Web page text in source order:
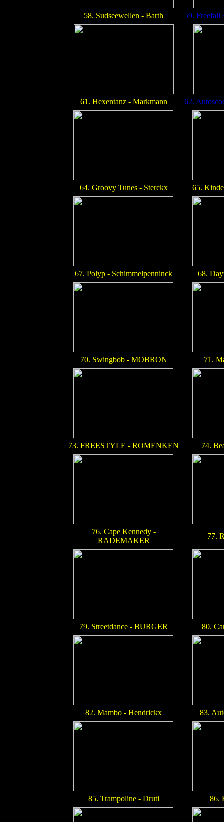
58. Sudseewellen - Barth 59. Freefall
61. Hexentanz - Markmann 62.
64. Groovy Tunes - Sterckx 65.
67. Polyp - Schimmelpenninck 68.
70. Swingbob - MOBRON 71.
73. FREESTYLE - ROMENKEN 74.
76. Cape Kennedy -
RADEMAKER
77.
79. Streetdance - BURGER 80.
82. Mambo - Hendrickx 83.
85. Trampoline - Druti 86.